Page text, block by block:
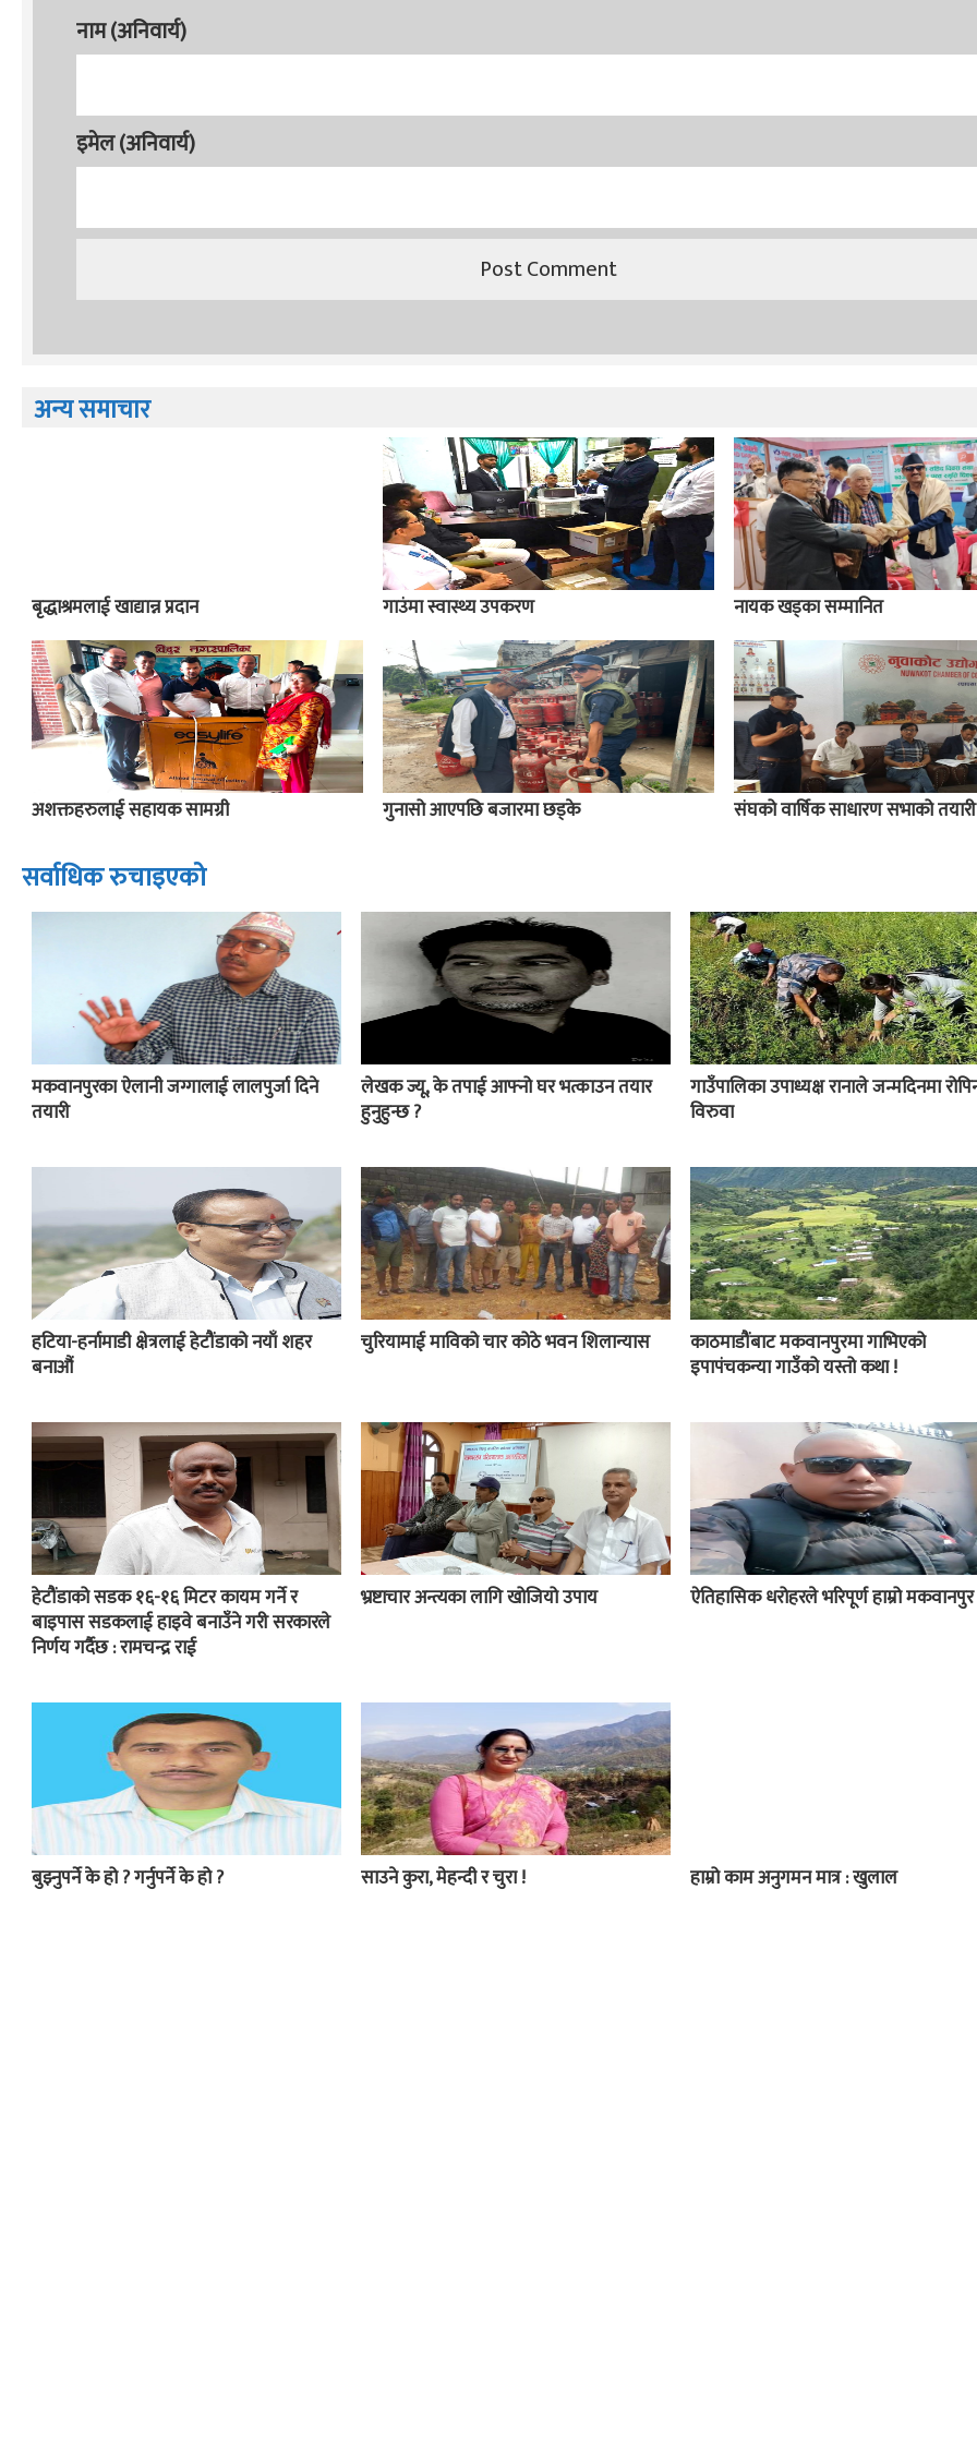
नाम (अनिवार्य)
इमेल (अनिवार्य)
अन्य समाचार
बृद्धाश्रमलाई खाद्यान्न प्रदान गाउंमा स्वास्थ्य उपकरण नायक खड्का सम्मानित
अशक्तहरुलाई सहायक सामग्री गुनासो आएपछि बजारमा छड्के संघको वार्षिक साधारण सभाको तयारी
सर्वाधिक रुचाइएको
मकवानपुरका ऐलानी जग्गालाई लालपुर्जा दिने
तयारी
लेखक ज्यू, के तपाई आफ्नो घर भत्काउन तयार
हुनुहुन्छ ?
गाउँपालिका उपाध्यक्ष रानाले जन्मदिनमा
विरुवा
हटिया-हर्नामाडी क्षेत्रलाई हेटौंडाको नयाँ शहर
बनाऔं
चुरियामाई माविको चार कोठे भवन शिलान्यास
काठमाडौंबाट मकवानपुरमा गाभिएको
इपापंचकन्या गाउँको यस्तो कथा !
हेटौंडाको सडक १६-१६ मिटर कायम गर्ने र
बाइपास सडकलाई हाइवे बनाउँने गरी सरकारले
निर्णय गर्दैछ : रामचन्द्र राई
भ्रष्टाचार अन्त्यका लागि खोजियो उपाय ऐतिहासिक धरोहरले भरिपूर्ण हाम्रो मकवानपुर
बुझ्नुपर्ने के हो ? गर्नुपर्ने के हो ? साउने कुरा, मेहन्दी र चुरा ! हाम्रो काम अनुगमन मात्र : खुलाल